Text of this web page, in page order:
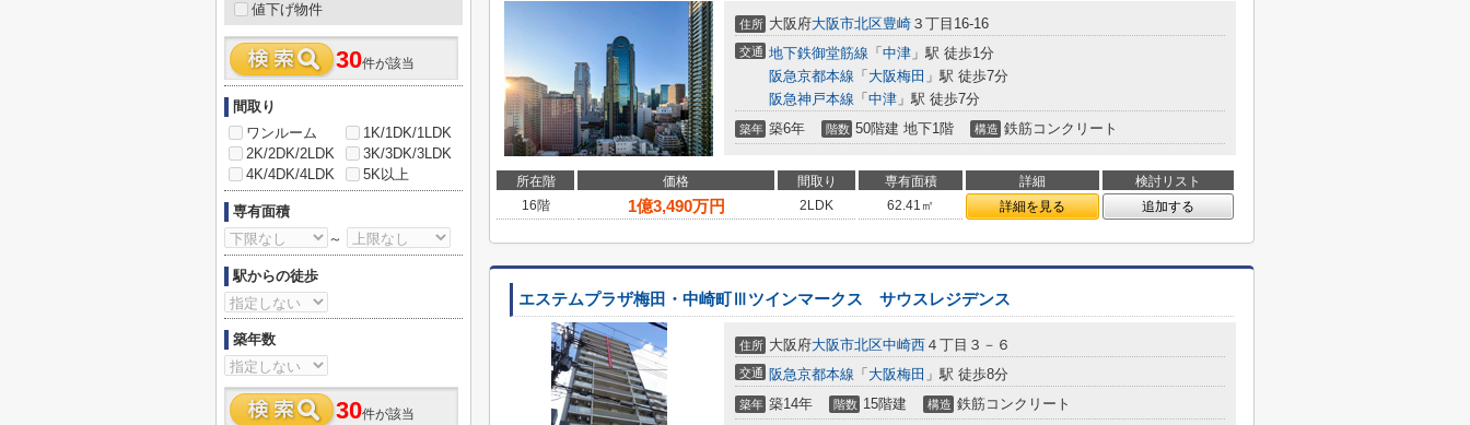
住所 大阪府大阪市北区豊崎 ３丁目16-16
交通 地下鉄御堂筋線 「 中津 」駅 徒歩1分
阪急京都本線 「 大阪梅田 」駅 徒歩7分
阪急神戸本線 「 中津 」駅 徒歩7分
築年 築6年 階数 50階建 地下1階 構造 鉄筋コンクリート
所在階 価格 間取り 専有面積 詳細
検討リスト
16階
1億3,490万円 2LDK 62.41㎡ 詳細を見る 追加する
エステムプラザ梅田・中崎町Ⅲツインマークス サウスレジデンス
住所 大阪府大阪市北区中崎西 ４丁目３－６
交通 阪急京都本線 「 大阪梅田 」駅 徒歩8分
築年 築14年 階数 15階建 構造 鉄筋コンクリート
値下げ物件
30件が該当
間取り
ワンルーム
1K/1DK/1LDK
2K/2DK/2LDK
3K/3DK/3LDK
4K/4DK/4LDK
5K以上
専有面積
～
駅からの徒歩
築年数
30件が該当